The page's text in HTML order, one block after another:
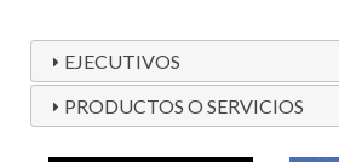
EJECUTIVOS
PRODUCTOS O SERVICIOS